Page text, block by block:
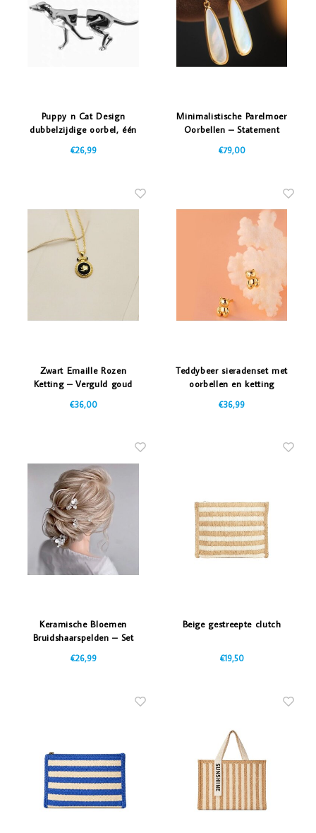
Puppy n Cat Design
dubbelzijdige oorbel, één
€26,99
Minimalistische Parelmoer
Oorbellen – Statement
€79,00
Zwart Emaille Rozen
Ketting – Verguld goud
€36,00
Teddybeer sieradenset met
oorbellen en ketting
€36,99
Keramische Bloemen
Bruidshaarspelden – Set
€26,99
Beige gestreepte clutch
€19,50